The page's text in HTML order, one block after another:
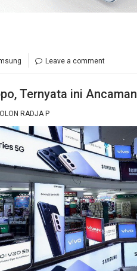
Leave a comment
Ternyata ini
RADJA P